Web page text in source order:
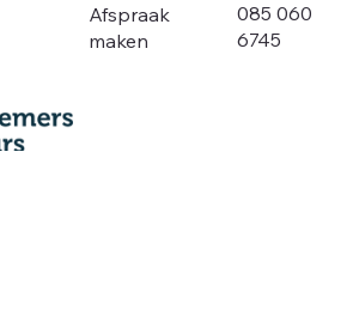
Afspraak
maken
085 060
6745